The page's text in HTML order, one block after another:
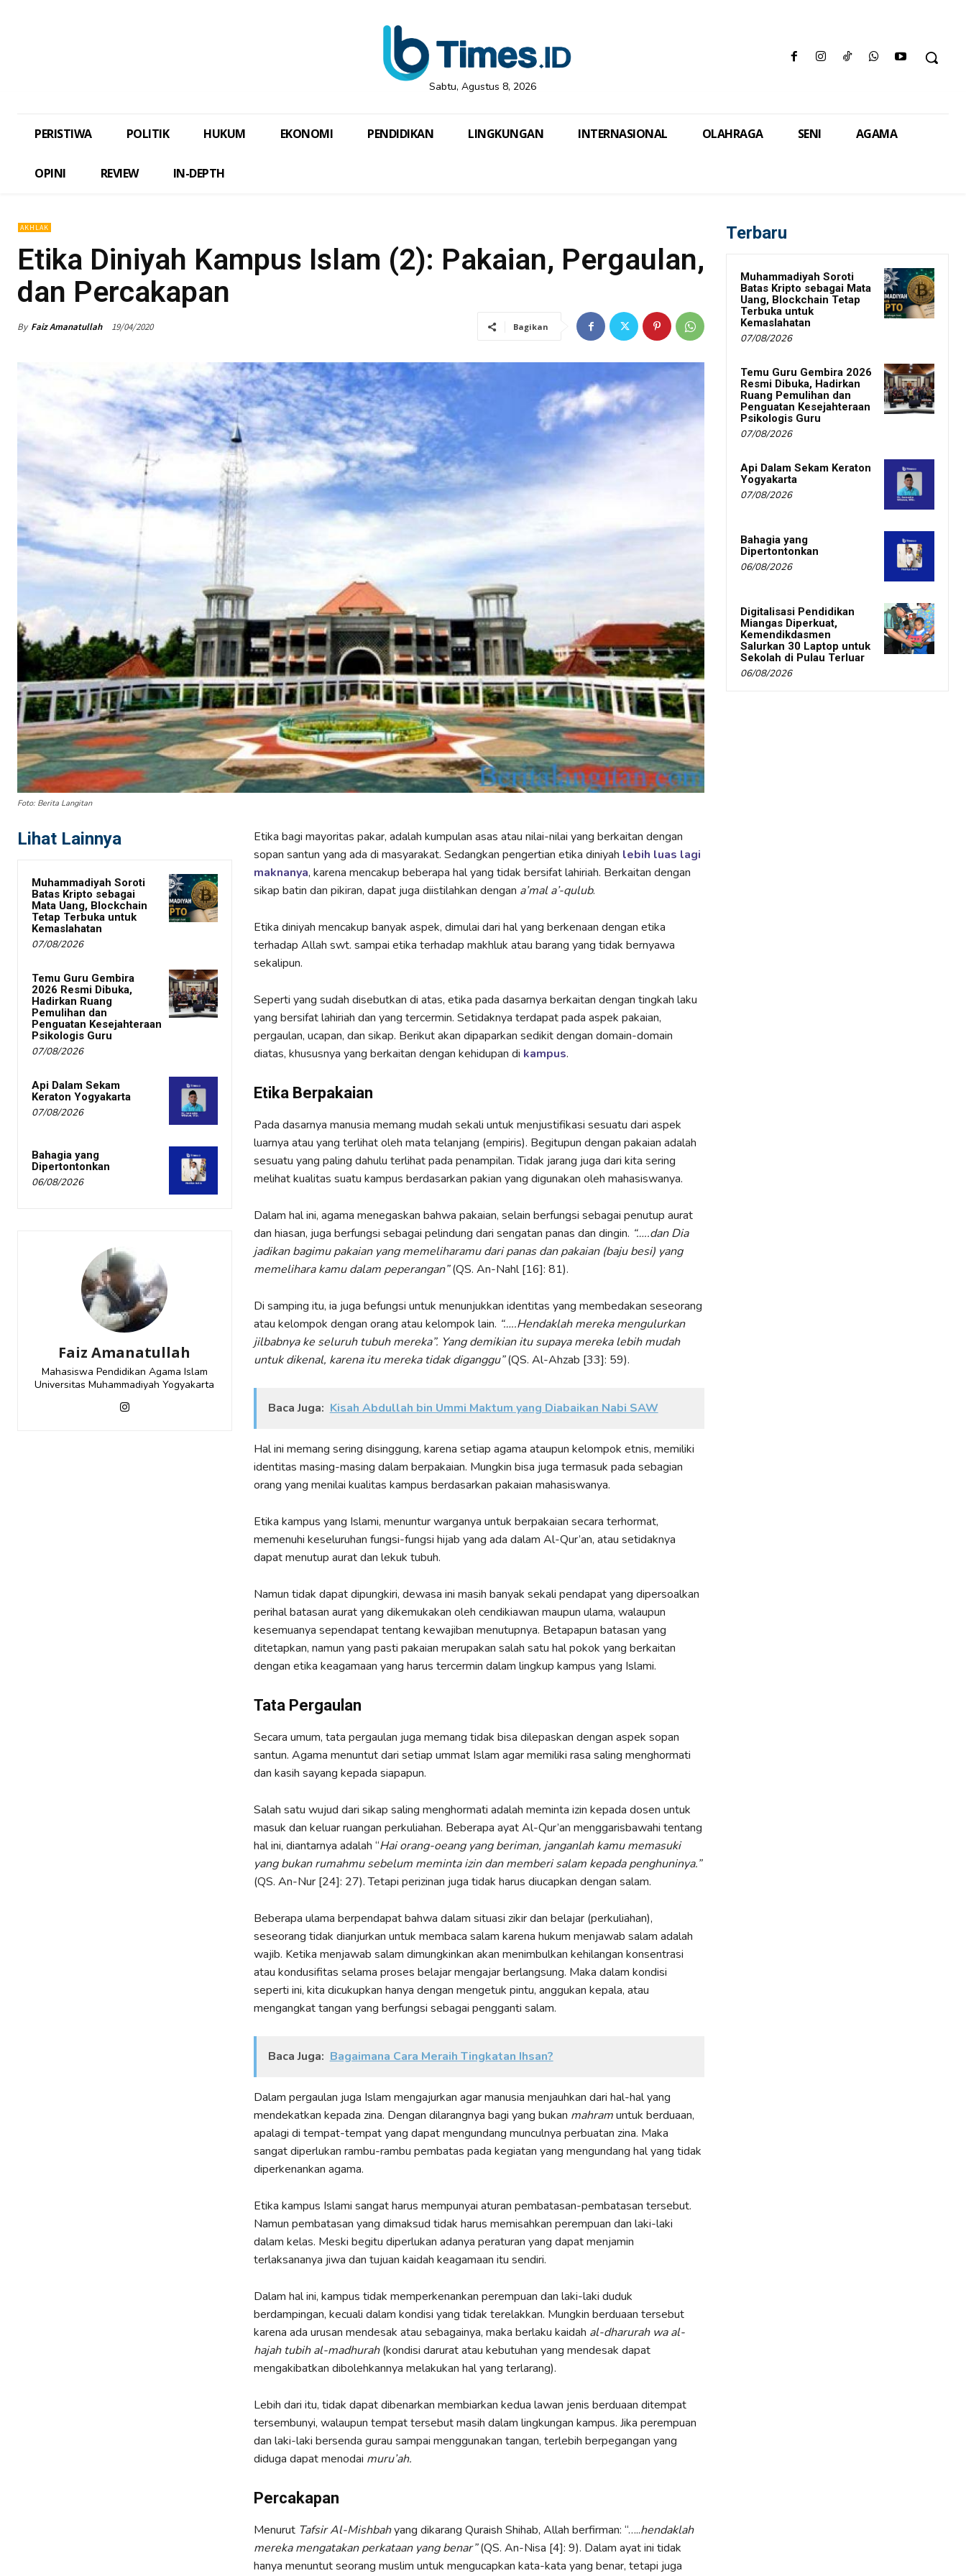
Sabtu, Agustus 8, 2026
PERISTIWA POLITIK HUKUM EKONOMI PENDIDIKAN LINGKUNGAN INTERNASIONAL OLAHRAGA SENI AGAMA
OPINI REVIEW IN-DEPTH
AKHLAK
Etika Diniyah Kampus Islam (2): Pakaian, Pergaulan,
dan Percakapan
By Faiz Amanatullah 19/04/2020 Bagikan
Foto: Berita Langitan
Lihat Lainnya
Muhammadiyah Soroti
Batas Kripto sebagai
Mata Uang, Blockchain
Tetap Terbuka untuk
Kemaslahatan
07/08/2026
Temu Guru Gembira
2026 Resmi Dibuka,
Hadirkan Ruang
Pemulihan dan
Penguatan Kesejahteraan
Psikologis Guru
07/08/2026
Api Dalam Sekam
Keraton Yogyakarta
07/08/2026
Bahagia yang
Dipertontonkan
06/08/2026
Faiz Amanatullah
Mahasiswa Pendidikan Agama Islam
Universitas Muhammadiyah Yogyakarta
Etika bagi mayoritas pakar, adalah kumpulan asas atau nilai-nilai yang berkaitan dengan
sopan santun yang ada di masyarakat. Sedangkan pengertian etika diniyah lebih luas lagi
maknanya, karena mencakup beberapa hal yang tidak bersifat lahiriah. Berkaitan dengan
sikap batin dan pikiran, dapat juga diistilahkan dengan a’mal a’-qulub.
Etika diniyah mencakup banyak aspek, dimulai dari hal yang berkenaan dengan etika
terhadap Allah swt. sampai etika terhadap makhluk atau barang yang tidak bernyawa
sekalipun.
Seperti yang sudah disebutkan di atas, etika pada dasarnya berkaitan dengan tingkah laku
yang bersifat lahiriah dan yang tercermin. Setidaknya terdapat pada aspek pakaian,
pergaulan, ucapan, dan sikap. Berikut akan dipaparkan sedikit dengan domain-domain
diatas, khususnya yang berkaitan dengan kehidupan di kampus.
Etika Berpakaian
Pada dasarnya manusia memang mudah sekali untuk menjustifikasi sesuatu dari aspek
luarnya atau yang terlihat oleh mata telanjang (empiris). Begitupun dengan pakaian adalah
sesuatu yang paling dahulu terlihat pada penampilan. Tidak jarang juga dari kita sering
melihat kualitas suatu kampus berdasarkan pakian yang digunakan oleh mahasiswanya.
Dalam hal ini, agama menegaskan bahwa pakaian, selain berfungsi sebagai penutup aurat
dan hiasan, juga berfungsi sebagai pelindung dari sengatan panas dan dingin. “…..dan Dia
jadikan bagimu pakaian yang memeliharamu dari panas dan pakaian (baju besi) yang
memelihara kamu dalam peperangan”(QS. An-Nahl [16]: 81).
Di samping itu, ia juga befungsi untuk menunjukkan identitas yang membedakan seseorang
atau kelompok dengan orang atau kelompok lain. “…..Hendaklah mereka mengulurkan
jilbabnya ke seluruh tubuh mereka”. Yang demikian itu supaya mereka lebih mudah
untuk dikenal, karena itu mereka tidak diganggu”(QS. Al-Ahzab [33]: 59).
Baca Juga: Kisah Abdullah bin Ummi Maktum yang Diabaikan Nabi SAW
Hal ini memang sering disinggung, karena setiap agama ataupun kelompok etnis, memiliki
identitas masing-masing dalam berpakaian. Mungkin bisa juga termasuk pada sebagian
orang yang menilai kualitas kampus berdasarkan pakaian mahasiswanya.
Etika kampus yang Islami, menuntur warganya untuk berpakaian secara terhormat,
memenuhi keseluruhan fungsi-fungsi hijab yang ada dalam Al-Qur’an, atau setidaknya
dapat menutup aurat dan lekuk tubuh.
Namun tidak dapat dipungkiri, dewasa ini masih banyak sekali pendapat yang dipersoalkan
perihal batasan aurat yang dikemukakan oleh cendikiawan maupun ulama, walaupun
kesemuanya sependapat tentang kewajiban menutupnya. Betapapun batasan yang
ditetapkan, namun yang pasti pakaian merupakan salah satu hal pokok yang berkaitan
dengan etika keagamaan yang harus tercermin dalam lingkup kampus yang Islami.
Tata Pergaulan
Secara umum, tata pergaulan juga memang tidak bisa dilepaskan dengan aspek sopan
santun. Agama menuntut dari setiap ummat Islam agar memiliki rasa saling menghormati
dan kasih sayang kepada siapapun.
Salah satu wujud dari sikap saling menghormati adalah meminta izin kepada dosen untuk
masuk dan keluar ruangan perkuliahan. Beberapa ayat Al-Qur’an menggarisbawahi tentang
hal ini, diantarnya adalah “Hai orang-oeang yang beriman, janganlah kamu memasuki
yang bukan rumahmu sebelum meminta izin dan memberi salam kepada penghuninya.”
(QS. An-Nur [24]: 27). Tetapi perizinan juga tidak harus diucapkan dengan salam.
Beberapa ulama berpendapat bahwa dalam situasi zikir dan belajar (perkuliahan),
seseorang tidak dianjurkan untuk membaca salam karena hukum menjawab salam adalah
wajib. Ketika menjawab salam dimungkinkan akan menimbulkan kehilangan konsentrasi
atau kondusifitas selama proses belajar mengajar berlangsung. Maka dalam kondisi
seperti ini, kita dicukupkan hanya dengan mengetuk pintu, anggukan kepala, atau
mengangkat tangan yang berfungsi sebagai pengganti salam.
Baca Juga: Bagaimana Cara Meraih Tingkatan Ihsan?
Dalam pergaulan juga Islam mengajurkan agar manusia menjauhkan dari hal-hal yang
mendekatkan kepada zina. Dengan dilarangnya bagi yang bukan mahramuntuk berduaan,
apalagi di tempat-tempat yang dapat mengundang munculnya perbuatan zina. Maka
sangat diperlukan rambu-rambu pembatas pada kegiatan yang mengundang hal yang tidak
diperkenankan agama.
Etika kampus Islami sangat harus mempunyai aturan pembatasan-pembatasan tersebut.
Namun pembatasan yang dimaksud tidak harus memisahkan perempuan dan laki-laki
dalam kelas. Meski begitu diperlukan adanya peraturan yang dapat menjamin
terlaksananya jiwa dan tujuan kaidah keagamaan itu sendiri.
Dalam hal ini, kampus tidak memperkenankan perempuan dan laki-laki duduk
berdampingan, kecuali dalam kondisi yang tidak terelakkan. Mungkin berduaan tersebut
karena ada urusan mendesak atau sebagainya, maka berlaku kaidah al-dharurah wa al-
hajah tubih al-madhurah(kondisi darurat atau kebutuhan yang mendesak dapat
mengakibatkan dibolehkannya melakukan hal yang terlarang).
Lebih dari itu, tidak dapat dibenarkan membiarkan kedua lawan jenis berduaan ditempat
tersembunyi, walaupun tempat tersebut masih dalam lingkungan kampus. Jika perempuan
dan laki-laki bersenda gurau sampai menggunakan tangan, terlebih berpegangan yang
diduga dapat menodai muru’ah.
Percakapan
Menurut Tafsir Al-Mishbahyang dikarang Quraish Shihab, Allah berfirman: “…..hendaklah
mereka mengatakan perkataan yang benar”(QS. An-Nisa [4]: 9). Dalam ayat ini tidak
hanya menuntut seorang muslim untuk mengucapkan kata-kata yang benar, tetapi juga
Terbaru
Muhammadiyah Soroti
Batas Kripto sebagai Mata
Uang, Blockchain Tetap
Terbuka untuk
Kemaslahatan
07/08/2026
Temu Guru Gembira 2026
Resmi Dibuka, Hadirkan
Ruang Pemulihan dan
Penguatan Kesejahteraan
Psikologis Guru
07/08/2026
Api Dalam Sekam Keraton
Yogyakarta
07/08/2026
Bahagia yang
Dipertontonkan
06/08/2026
Digitalisasi Pendidikan
Miangas Diperkuat,
Kemendikdasmen
Salurkan 30 Laptop untuk
Sekolah di Pulau Terluar
06/08/2026